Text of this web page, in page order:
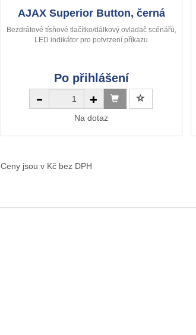
AJAX Superior Button, černá
Bezdrátové tísňové tlačítko/dálkový ovladač scénářů,
LED indikátor pro potvrzení příkazu
Po přihlášení
Na dotaz
Ceny jsou v Kč bez DPH